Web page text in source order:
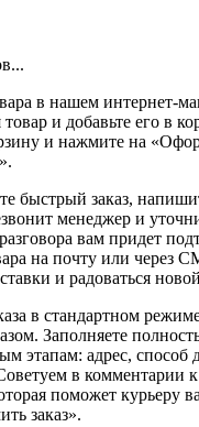
в нашем интернет-
и добавьте его в
и нажмите на
быстрый заказ,
менеджер и
вам придет
на почту или через
и радоваться
в стандартном
Заполняете
этапам: адрес, способ
в комментарии к
поможет курьеру
заказ».